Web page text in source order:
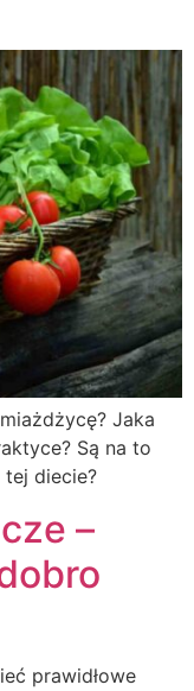
Jaka
Są na to
diecie?
–
prawidłowe